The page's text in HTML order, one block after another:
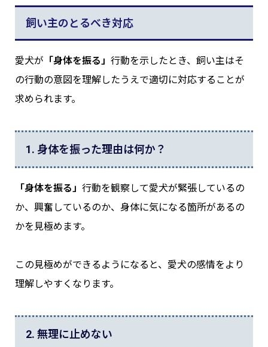
飼い主のとるべき対応
愛犬が 「身体を振る」 行動を示したとき、飼い主はそ
の行動の意図を理解したうえで適切に対応することが
求められます。
1. 身体を振った理由は何か？
「身体を振る」 行動を観察して愛犬が緊張しているの
か、興奮しているのか、身体に気になる箇所があるの
かを見極めます。
この見極めができるようになると、愛犬の感情をより
理解しやすくなります。
2. 無理に止めない